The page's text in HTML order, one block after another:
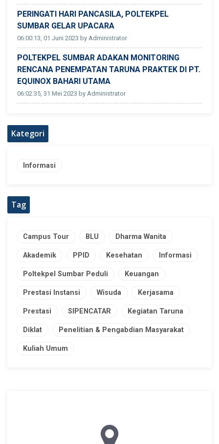
PERINGATI HARI PANCASILA, POLTEKPEL
SUMBAR GELAR UPACARA
06:00:13, 01 Juni 2023 by Administrator
POLTEKPEL SUMBAR ADAKAN MONITORING
RENCANA PENEMPATAN TARUNA PRAKTEK DI PT.
EQUINOX BAHARI UTAMA
06:02:35, 31 Mei 2023 by Administrator
Kategori
Informasi
Tag
Campus Tour BLU Dharma Wanita
Akademik PPID Kesehatan Informasi
Poltekpel Sumbar Peduli Keuangan
Prestasi Instansi Wisuda Kerjasama
Prestasi SIPENCATAR Kegiatan Taruna
Diklat Penelitian & Pengabdian Masyarakat
Kuliah Umum